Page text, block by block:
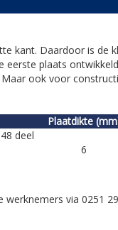
kant. Daardoor is de
eerste plaats
ook voor
Plaatdikte
deel
6
via 0251